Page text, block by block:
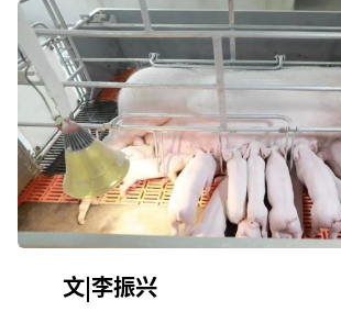
文|李振兴